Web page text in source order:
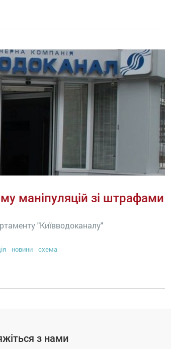
маніпуляцій зі штрафами
"Київводоканалу"
новини схема
з нами